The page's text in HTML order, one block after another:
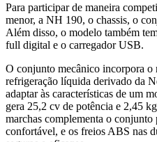
Para participar de maneira
menor, a NH 190, o chassis, o
Além disso, o modelo também
full digital e o carregador USB.
O conjunto mecânico incorpora o
refrigeração líquida derivado da
adaptar às características de um
gera 25,2 cv de potência e 2,45
marchas complementa o
confortável, e os freios ABS nas